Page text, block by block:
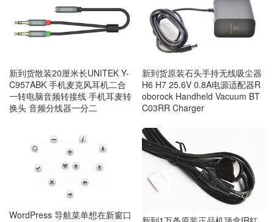
新到货散装20厘米长UNITEK Y-
C957ABK 手机麦克风耳机二合
一转电脑音频转接线 手机耳麦转
换头 音频分线器一分二
新到货原装石头手持无线吸尘器
H6 H7 25.6V 0.8A电源适配器R
oborock Handheld Vacuum BT
C03RR Charger
WordPress 导航菜单想在新窗口